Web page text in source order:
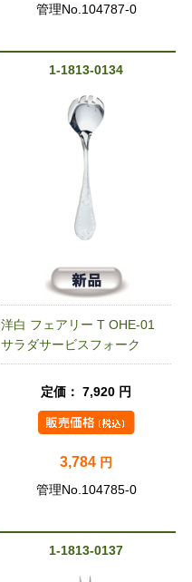
管理No.104787-0
1-1813-0134
洋白 フェアリー T OHE-01
サラダサービスフォーク
定価： 7,920 円
3,784 円
管理No.104785-0
1-1813-0137